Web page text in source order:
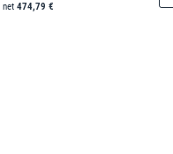
net474,79 €